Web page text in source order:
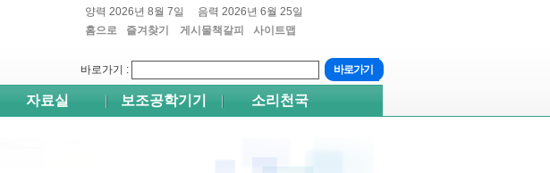
양력 2026년 8월 7일
음력 2026년 6월 25일
홈으로
즐겨찾기
게시물책갈피
사이트맵
바로가기 :
자료실 보조공학기기 소리천국